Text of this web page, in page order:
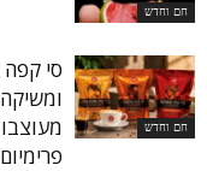
חם וחדש
חם וחדש
סי